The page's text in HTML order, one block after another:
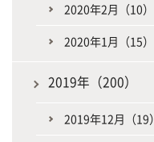
2020年2月（10）
2020年1月（15）
2019年（200）
2019年12月（19）